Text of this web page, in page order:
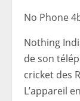
No Phone
Nothing
de son
cricket des
L’appareil